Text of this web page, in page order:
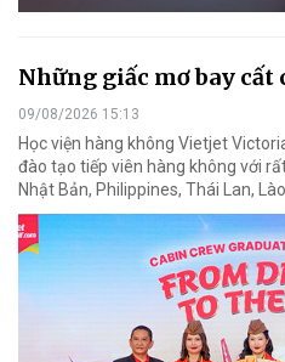
Những giấc mơ bay
09/08/2026 15:13
Học viện hàng không Vietjet
đào tạo tiếp viên hàng không với
Nhật Bản, Philippines, Thái Lan,